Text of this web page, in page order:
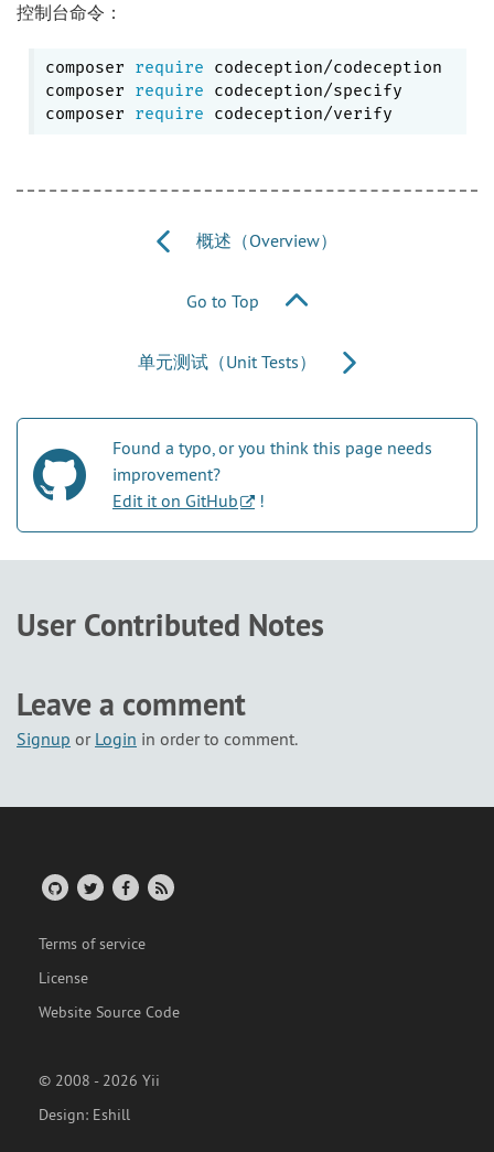
控制台命令：
composer require codeception/codeception
composer require codeception/specify
composer require
概述（Overview）
Go to Top
单元测试（Unit Tests）
Found a typo, or you think this page needs
improvement?
Edit it on GitHub
!
User Contributed Notes
Leave a comment
Signup or Login in order to comment.
Terms of service
License
Website Source Code
© 2008 - 2026 Yii
Design: Eshill